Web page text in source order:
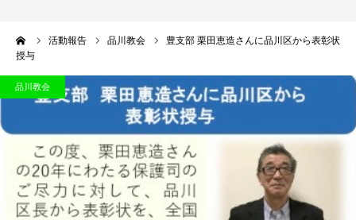
活動報告 品川教会
豊支部 栗田恵造さんに品川区から表彰状
授与
品川教会
お問い合わせ
個人情報について